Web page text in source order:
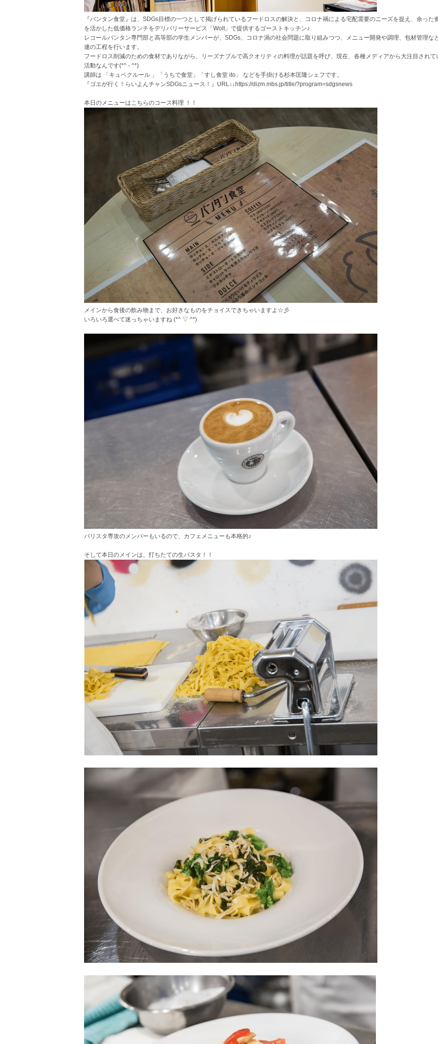
『バンタン食堂』は、SDGs目標の一つとして掲げられているフードロスの解決と、コロナ禍による宅配需要のニーズを捉え、余った
を活かした低価格ランチをデリバリーサービス「Wolt」で提供するゴーストキッチン♪
レコールバンタン専門部と高等部の学生メンバーが、SDGs、コロナ渦の社会問題に取り組みつつ、メニュー開発や調理、包材管理な
連の工程を行います。
フードロス削減のための食材でありながら、リーズナブルで高クオリティの料理が話題を呼び、現在、各種メディアから大注目されて
活動なんです(*^ - ^*)
講師は 「キュベクルール 」「うちで食堂」「すし食堂 ito」 などを手掛ける杉本匡隆シェフです。
『ゴエが行く！らいよんチャンSDGsニュース！』URL↓↓https://dizm.mbs.jp/title/?program=sdgsnews
本日のメニューはこちらのコース料理 ！！
メインから食後の飲み物まで、お好きなものをチョイスできちゃいますよ☆彡
いろいろ選べて迷っちゃいますね (*^ ▽ ^*)
バリスタ専攻のメンバーもいるので、カフェメニューも本格的♪
そして本日のメインは、打ちたての生パスタ！！